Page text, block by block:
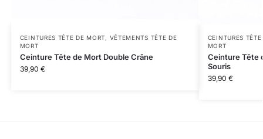
CEINTURES TÊTE DE MORT, VÊTEMENTS TÊTE DE
MORT
Ceinture Tête de Mort Double Crâne
39,90 €
CEINTURES
MORT
Ceinture Tête
Souris
39,90 €